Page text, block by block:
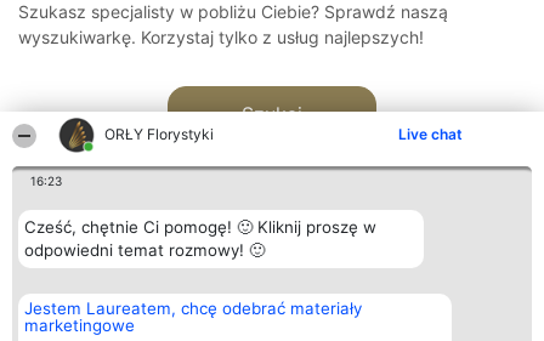
ORŁY Florystyki Live chat
16:23
Cześć, chętnie Ci pomogę! 🙂 Kliknij proszę w
odpowiedni temat rozmowy! 🙂
Jestem Laureatem, chcę odebrać materiały
marketingowe
Szukasz specjalisty w pobliżu Ciebie? Sprawdź naszą
wyszukiwarkę. Korzystaj tylko z usług najlepszych!
Szukaj
Organizator plebiscytu
Bright Side Solutions sp. z o.
o. sp. k.
Plebiscyt
Laureaci
Kontakt
Kontakt